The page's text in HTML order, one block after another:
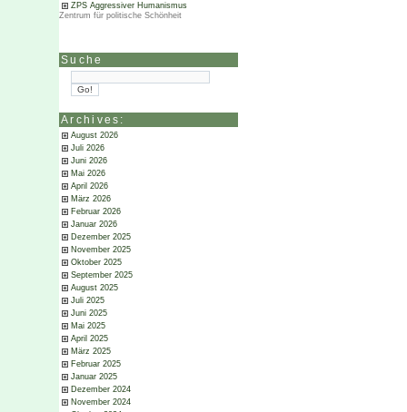
ZPS Aggressiver Humanismus
Zentrum für politische Schönheit
Suche
Archives:
August 2026
Juli 2026
Juni 2026
Mai 2026
April 2026
März 2026
Februar 2026
Januar 2026
Dezember 2025
November 2025
Oktober 2025
September 2025
August 2025
Juli 2025
Juni 2025
Mai 2025
April 2025
März 2025
Februar 2025
Januar 2025
Dezember 2024
November 2024